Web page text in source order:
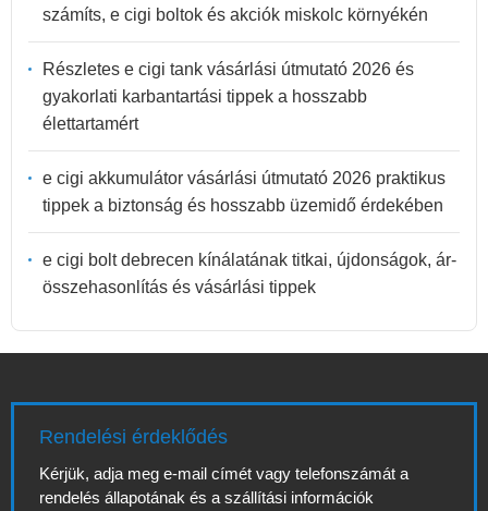
számíts, e cigi boltok és akciók miskolc környékén
Részletes e cigi tank vásárlási útmutató 2026 és
gyakorlati karbantartási tippek a hosszabb
élettartamért
e cigi akkumulátor vásárlási útmutató 2026 praktikus
tippek a biztonság és hosszabb üzemidő érdekében
e cigi bolt debrecen kínálatának titkai, újdonságok, ár-
összehasonlítás és vásárlási tippek
Rendelési érdeklődés
Kérjük, adja meg e-mail címét vagy telefonszámát a
rendelés állapotának és a szállítási információk